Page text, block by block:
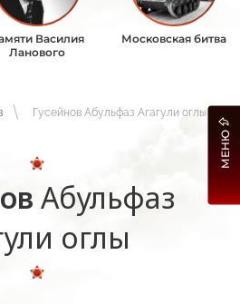
Василия
Ланового
Московская битва
Гусейнов Абульфаз Агагули оглы
Абульфаз
оглы
МЕНЮ